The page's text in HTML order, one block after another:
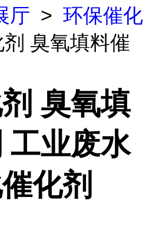
厅 > 环保催化
臭氧填料催
臭氧填
工业废水
化剂